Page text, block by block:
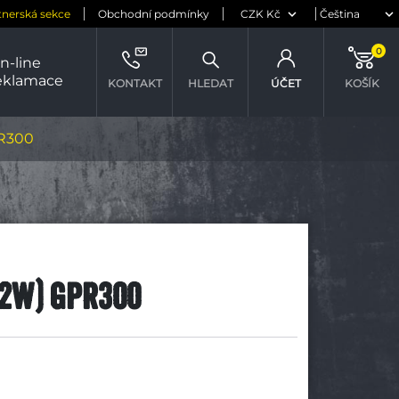
sekce Obchodní podmínky
line
KONTAKT HLEDAT ÚČET KOŠÍK
0
GPR300